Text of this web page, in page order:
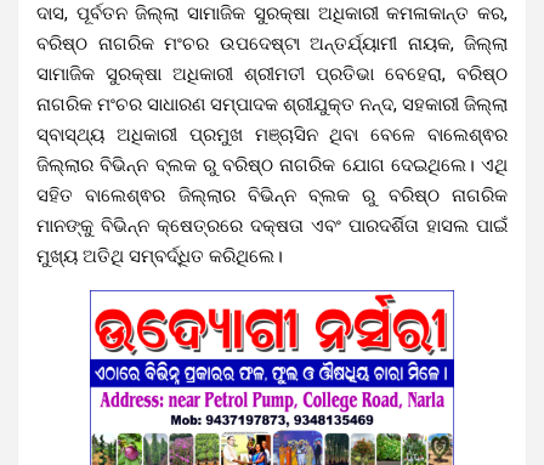
ଦାସ, ପୂର୍ବତନ ଜିଲ୍ଲା ସାମାଜିକ ସୁରକ୍ଷା ଅଧିକାରୀ କମଳାକାନ୍ତ କର,
ବରିଷ୍ଠ ନାଗରିକ ମଂଚର ଉପଦେଷ୍ଟା ଅନ୍ତର୍ଯ୍ୟାମୀ ନାୟକ, ଜିଲ୍ଲା
ସାମାଜିକ ସୁରକ୍ଷା ଅଧିକାରୀ ଶ୍ରୀମତୀ ପ୍ରତିଭା ବେହେରା, ବରିଷ୍ଠ
ନାଗରିକ ମଂଚର ସାଧାରଣ ସମ୍ପାଦକ ଶ୍ରୀଯୁକ୍ତ ନନ୍ଦ, ସହକାରୀ ଜିଲ୍ଲା
ସ୍ବାସ୍ଥ୍ୟ ଅଧିକାରୀ ପ୍ରମୁଖ ମଞ୍ଚାସିନ ଥିବା ବେଳେ ବାଲେଶ୍ଵର
ଜିଲ୍ଲାର ବିଭିନ୍ନ ବ୍ଲକ ରୁ ବରିଷ୍ଠ ନାଗରିକ ଯୋଗ ଦେଇଥିଲେ। ଏଥି
ସହିତ ବାଲେଶ୍ଵର ଜିଲ୍ଲାର ବିଭିନ୍ନ ବ୍ଲକ ରୁ ବରିଷ୍ଠ ନାଗରିକ
ମାନଙ୍କୁ ବିଭିନ୍ନ କ୍ଷେତ୍ରରେ ଦକ୍ଷତା ଏବଂ ପାରଦର୍ଶିତା ହାସଲ ପାଇଁ
ମୁଖ୍ୟ ଅତିଥି ସମ୍ବର୍ଦ୍ଧିତ କରିଥିଲେ।